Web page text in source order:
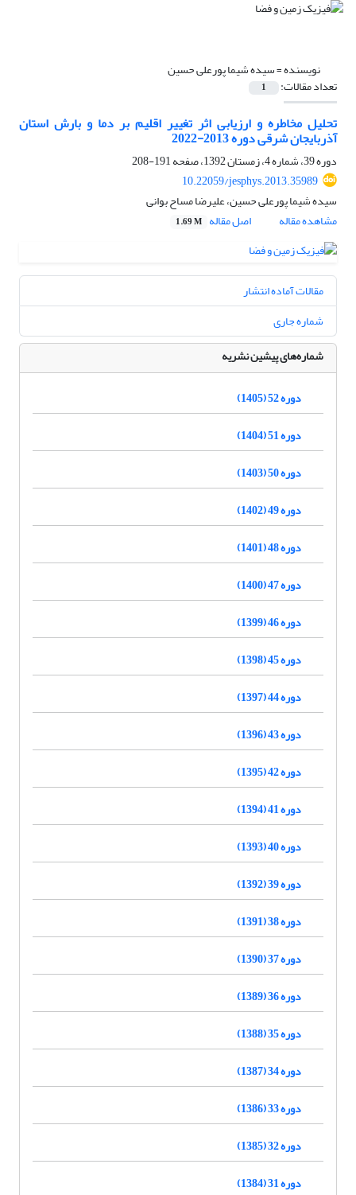
نویسنده =سیده شیما پورعلی حسین
تعداد مقالات: 1
تحلیل مخاطره و ارزیابی اثر تغییر اقلیم بر دما و بارش استان
آذربایجان شرقی دوره 2013-2022
دوره 39، شماره 4، زمستان 1392، صفحه
191-208
10.22059/jesphys.2013.35989
سیده شیما پورعلی حسین، علیرضا مساح بوانی
مشاهده مقاله
اصل مقاله 1.69 M
مقالات آماده انتشار
شماره جاری
شماره‌های پیشین نشریه
دوره 52 (1405)
دوره 51 (1404)
دوره 50 (1403)
دوره 49 (1402)
دوره 48 (1401)
دوره 47 (1400)
دوره 46 (1399)
دوره 45 (1398)
دوره 44 (1397)
دوره 43 (1396)
دوره 42 (1395)
دوره 41 (1394)
دوره 40 (1393)
دوره 39 (1392)
دوره 38 (1391)
دوره 37 (1390)
دوره 36 (1389)
دوره 35 (1388)
دوره 34 (1387)
دوره 33 (1386)
دوره 32 (1385)
دوره 31 (1384)